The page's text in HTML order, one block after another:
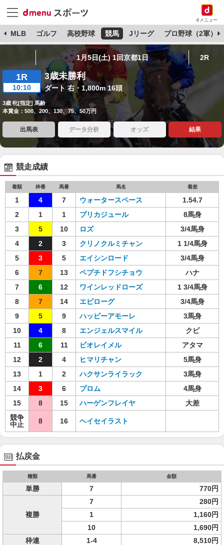
dメニュー
MLB ゴルフ 高校野球 競馬 Jリーグ プロ野球（2軍）
1月5日(土) 1回京都1日 2R
1R
10:10
3歳未勝利
ダート 右・1,800m 16頭
3歳 牝[指定] 馬齢
本賞金：500、200、130、75、50万円
出馬表 データ分析 オッズ 結果
競走成績
着順 枠番 馬番 馬名 着差
1 4 7 ウォータースペース
1.54.7
2
1 1 プリカジュール
8馬身
3
5 10 ロズ
3/4馬身
4
2 3 クリノクルミチャン
1 1/4馬身
5
3 5 エイシンロード
3/4馬身
6
7 13 ペプチドフシチョウ
ハナ
7
6 12 ワインレッドローズ
1 3/4馬身
8
7 14 エピローグ
3/4馬身
9
5 9 ハッピーアモーレ
3馬身
10
4 8 エンジェルスマイル
クビ
11
6 11 ビオレイメル
アタマ
12
2 4 ヒマリチャン
5馬身
13
1 2 ハクサンライラック
3馬身
14
3 6 プロム
4馬身
15
8 15 ハーゲンフレイヤ
大差
競争
中止
8 16 ヘイセイラスト
払戻金
種類 馬番 金額
単勝 7 770円
複勝
7
280円
1
1,160円
10
1,690円
枠連
1-4
8,510円